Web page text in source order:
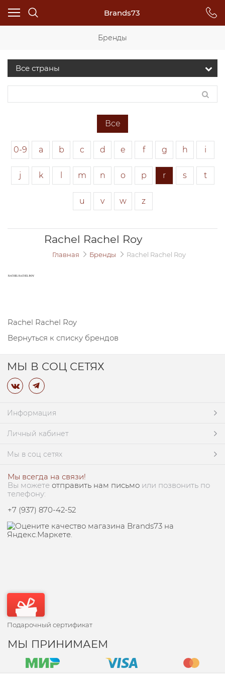
Brands73
Бренды
Все
0-9 a b c d e f g h i
j k m n o p r s t
u v w z
Rachel Rachel Roy
Главная Бренды Rachel Rachel Roy
Rachel Rachel Roy
Вернуться к списку брендов
МЫ В СОЦ СЕТЯХ
Информация
Личный кабинет
Мы в соц сетях
Мы всегда на связи!
Вы можете отправить нам письмо или позвонить по
телефону:
+7 (937) 870-42-52
Подарочный сертификат
МЫ ПРИНИМАЕМ